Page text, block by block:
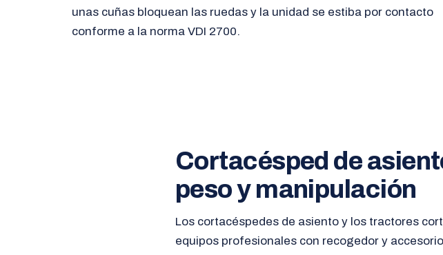
unas cuñas bloquean las ruedas y la unidad se estiba por contacto
conforme a la norma VDI 2700.
Cortacésped de
peso y manipulación
Los cortacéspedes de asiento y los tractores
equipos profesionales con recogedor y